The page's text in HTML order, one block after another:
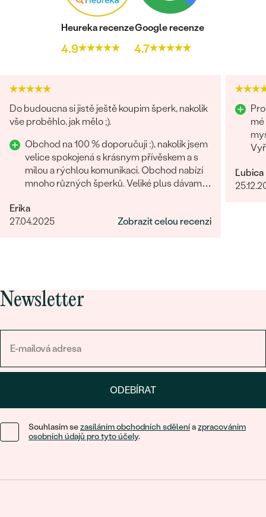
Heureka recenze
4.9
Google recenze
4.7
Do budoucna si jistě ještě koupim šperk, nakolik
vše proběhlo, jak mělo ;).
Obchod na 100 % doporučuji :), nakolik jsem
velice spokojená s krásnym přívěskem a s
milou a rýchlou komunikaci. Obchod nabízí
mnoho různých šperků. Veliké plus dávam i
Erika
27.04.2025
Zobrazit celou recenzi
mé
Ľubica
Newsletter
ODEBÍRAT
Souhlasím sezasíláním obchodních sděleníazpracováním
osobních údajů pro tyto účely.